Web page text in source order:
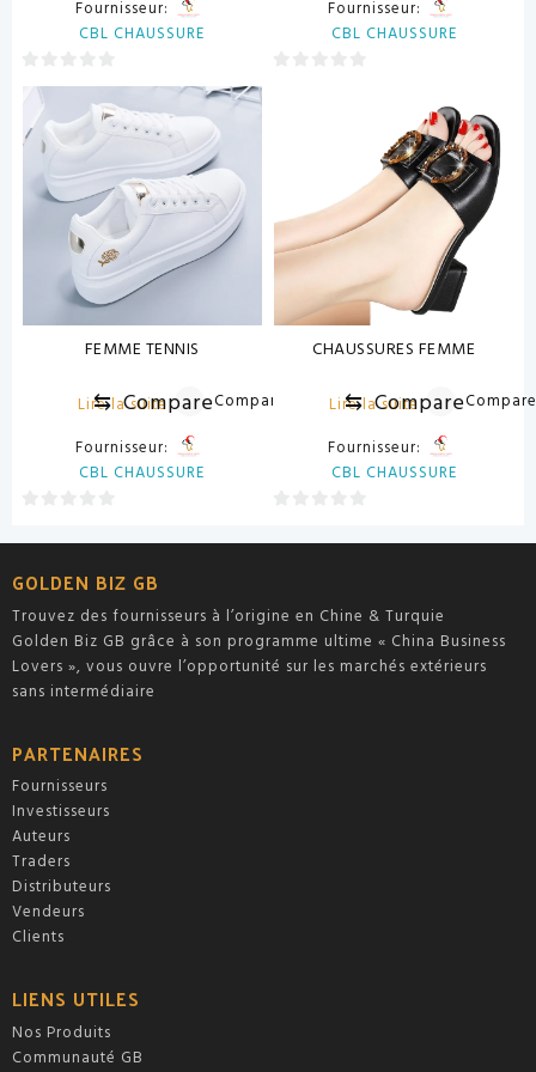
Fournisseur:
CBL CHAUSSURE
sur
5
Fournisseur:
CBL CHAUSSURE
FEMME TENNIS
Lire la suite
⇆ CompareCompare
Fournisseur:
CBL CHAUSSURE
sur
CHAUSSURES FEMME
Lire la suite
⇆ Compare
Fournisseur:
CBL CHAUSSURE
sur
GOLDEN BIZ GB
Trouvez des fournisseurs à l’origine en Chine & Turquie
Golden Biz GB grâce à son programme ultime « China Business
Lovers », vous ouvre l’opportunité sur les marchés extérieurs
sans intermédiaire
PARTENAIRES
Fournisseurs
Investisseurs
Auteurs
Traders
Distributeurs
Vendeurs
Clients
LIENS UTILES
Nos Produits
Communauté GB